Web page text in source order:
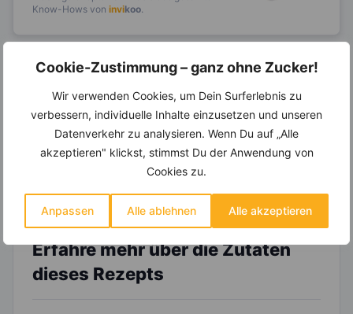
Cookie-Zustimmung – ganz ohne Zucker!
Wir verwenden Cookies, um Dein Surferlebnis zu
verbessern, individuelle Inhalte einzusetzen und unseren
Datenverkehr zu analysieren. Wenn Du auf „Alle
akzeptieren" klickst, stimmst Du der Anwendung von
Cookies zu.
Anpassen Alle ablehnen Alle akzeptieren
Know-Hows von invikoo
Wochenplaner,dynamische
Einkaufsliste und noch mehr?
viele hilfreiche und zeitsparende Möglichkeiten,
um Deine Ernährung optimal zu gestalten.
Erfahre mehr über die Zutaten
dieses Rezepts